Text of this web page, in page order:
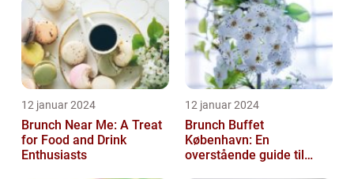
12 januar 2024
Brunch Near Me: A Treat
for Food and Drink
Enthusiasts
12 januar 2024
Brunch Buffet
København: En
overstående guide til